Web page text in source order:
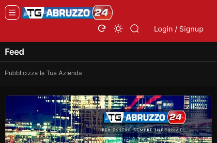
Login / Signup
Feed
Pubblicizza la Tua Azienda